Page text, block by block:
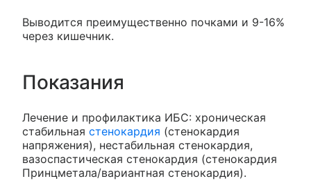
Выводится преимущественно почками и 9-16%
через кишечник.
Показания
Лечение и профилактика ИБС: хроническая
стабильная стенокардия (стенокардия
напряжения), нестабильная стенокардия,
вазоспастическая стенокардия (стенокардия
Принцметала/вариантная стенокардия).